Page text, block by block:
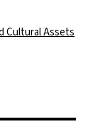
Cultural Assets